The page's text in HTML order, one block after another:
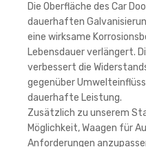
Die Oberfläche des Car
dauerhaften
eine wirksame
Lebensdauer verlängert.
verbessert die
gegenüber
dauerhafte Leistung.
Zusätzlich zu unserem
Möglichkeit, Waagen für
Anforderungen